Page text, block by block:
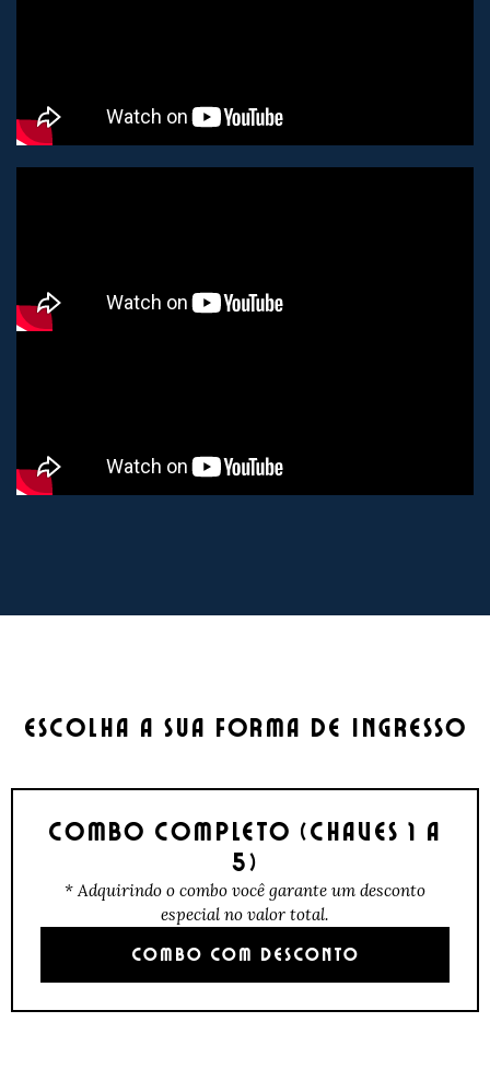
ESCOLHA A SUA FORMA DE INGRESSO
COMBO COMPLETO (CHAVES 1 A
5)
* Adquirindo o combo você garante um desconto
especial no valor total.
COMBO COM DESCONTO